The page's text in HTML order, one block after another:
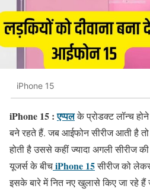
iPhone 15
iPhone 15 :एप्पलके प्रोडक्ट लॉन्च
बने रहते हैं. जब आईफोन सीरीज आती है
होती है उससे कहीं ज्यादा अगली सीरीज की
यूजर्स के बीचiPhone 15सीरीज को
इसके बारे में नित नए खुलासे किए जा रहे